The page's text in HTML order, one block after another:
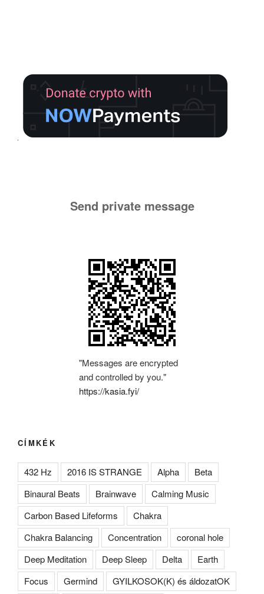
Send private message
"Messages are encrypted
and controlled by you."
https://kasia.fyi/
CÍMKÉK
432 Hz 2016 IS STRANGE Alpha
Beta
Binaural Beats
Brainwave
Calming Music
Carbon Based Lifeforms
Chakra
Chakra Balancing
Concentration
coronal hole
Deep Meditation
Deep Sleep Delta
Earth
Focus
Germind GYILKOSOK(K) és áldozatOK